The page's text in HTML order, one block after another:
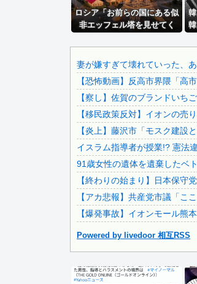
韓国人「日本ではビールジョッキ
職場にいる「仕事ゼロ・ゴマすり
【速報】へずまりゅうさん、完全
【動画】サッカーの試合中の落雷で
【画像】今年も仙台育英のチアが
【速報】日本共産党、沖縄県知事
【悲報】女友達と週6でsexしてた
【悲報】若年男性が自信喪失して
日本人の生活、たった15年で激変
もし1941年時点で5隻の大和型戦艦
義兄嫁が自宅をサロンにして姪を毎
兄嫁「正月に帰るから、ゲームと
【動画】 新型のさすまた、限界突
ロシア「お前らの国にある似
非エッフェル塔を見せてく
妻が嫌すぎて壊れていった、
【恐怖動画】反高市界隈「高
【察し】佐賀のブランドいち
【移民政策反対】イオンの売
【炎上】藤沢市「モスク建
イスラム指導者が授業!? 憲法
91歳女性の遺体を遺棄したベ
【終わりの始まり】日本保守
【アカ悲報】共産党市議「こ
【爆発事故】イオンモール
Powered by livedoor 相互RSS